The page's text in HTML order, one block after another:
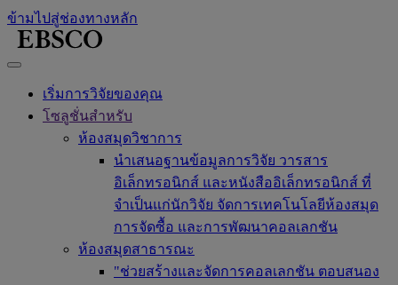
ข้ามไปสู่ช่องทางหลัก
เริ่มการวิจัยของคุณ
โซลูชั่นสำหรับ
ห้องสมุดวิชาการ
นำเสนอฐานข้อมูลการวิจัย วารสาร
อิเล็กทรอนิกส์ และหนังสืออิเล็กทรอนิกส์ ที่
จำเป็นแก่นักวิจัย จัดการเทคโนโลยีห้องสมุด
การจัดซื้อ และการพัฒนาคอลเลกชัน
ห้องสมุดสาธารณะ
"ช่วยสร้างและจัดการคอลเลกชัน ตอบสนอง